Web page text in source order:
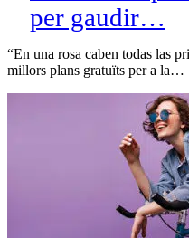
per gaudir…
“En una rosa caben todas las
millors plans gratuïts per a la…